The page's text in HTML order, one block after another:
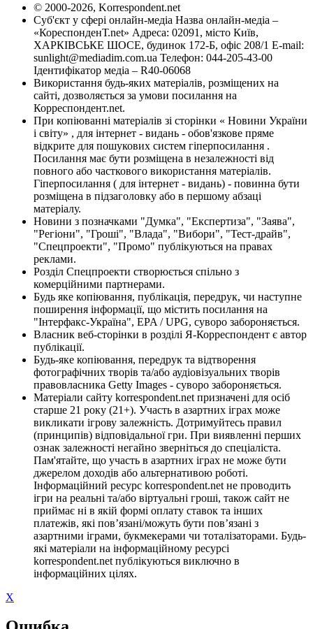
© 2000-2026, Korrespondent.net
Суб'єкт у сфері онлайн-медіа Назва онлайн-медіа –
«КореспонденТ.net» Адреса: 02091, місто Київ,
ХАРКІВСЬКЕ ШОСЕ, будинок 172-Б, офіс 208/1 E-mail:
sunlight@mediadim.com.ua Телефон: 044-205-43-00
Ідентифікатор медіа – R40-06068
Використання будь-яких матеріалів, розміщених на
сайті, дозволяється за умови посилання на
Корреспондент.net.
При копіюванні матеріалів зі сторінки « Новини України
і світу» , для інтернет - видань - обов'язкове пряме
відкрите для пошукових систем гіперпосилання .
Посилання має бути розміщена в незалежності від
повного або часткового використання матеріалів.
Гіперпосилання ( для інтернет - видань) - повинна бути
розміщена в підзаголовку або в першому абзаці
матеріалу.
Новини з позначками "Думка", "Експертиза", "Заява",
"Регіони", "Гроші", "Влада", "Вибори", "Тест-драйв",
"Спецпроекти", "Промо" публікуються на правах
реклами.
Розділ Спецпроекти створюється спільно з
комерційними партнерами.
Будь яке копіювання, публікація, передрук, чи наступне
поширення інформації, що містить посилання на
"Інтерфакс-Україна", EPA / UPG, суворо забороняється.
Власник веб-сторінки в розділі Я-Корреспондент є автор
публікації.
Будь-яке копіювання, передрук та відтворення
фотографічних творів та/або аудіовізуальних творів
правовласника Getty Images - суворо забороняється.
Матеріали сайту korrespondent.net призначені для осіб
старше 21 року (21+). Участь в азартних іграх може
викликати ігрову залежність. Дотримуйтесь правил
(принципів) відповідальної гри. При виявленні перших
ознак залежності негайно зверніться до спеціаліста.
Пам'ятайте, що участь в азартних іграх не може бути
джерелом доходів або альтернативою роботі.
Інформаційний ресурс korrespondent.net не проводить
ігри на реальні та/або віртуальні гроші, також сайт не
приймає ні в якій формі оплату ставок та інших
платежів, які пов’язані/можуть бути пов’язані з
азартними іграми, букмекерами чи тоталізаторами. Будь-
які матеріали на інформаційному ресурсі
korrespondent.net публікуються виключно в
інформаційних цілях.
X